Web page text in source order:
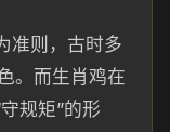
准则，古时多
。而生肖鸡在
规矩”的形